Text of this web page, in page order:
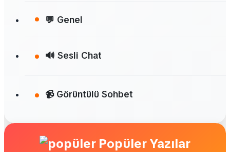
💬 Genel
🔊 Sesli Chat
📹 Görüntülü Sohbet
Popüler Yazılar